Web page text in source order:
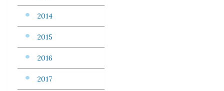
2014
2015
2016
2017